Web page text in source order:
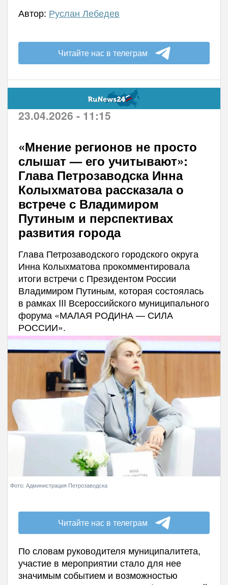
Автор: Руслан Лебедев
Читайте нас в телеграм
23.04.2026 - 11:15
«Мнение регионов не просто
слышат — его учитывают»:
Глава Петрозаводска Инна
Колыхматова рассказала о
встрече с Владимиром
Путиным и перспективах
развития города
Глава Петрозаводского городского округа
Инна Колыхматова прокомментировала
итоги встречи с Президентом России
Владимиром Путиным, которая состоялась
в рамках III Всероссийского муниципального
форума «МАЛАЯ РОДИНА — СИЛА
РОССИИ».
Фото: Администрация Петрозаводска
Читайте нас в телеграм
По словам руководителя муниципалитета,
участие в мероприятии стало для нее
значимым событием и возможностью